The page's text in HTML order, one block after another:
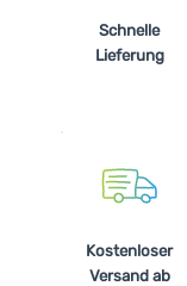
Klettern
Ultraleichte
Schnelle
Lieferung
Kostenloser
Versand ab